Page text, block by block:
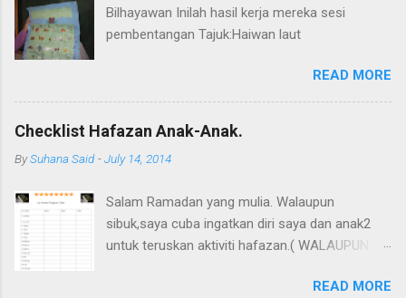
Bilhayawan Inilah hasil kerja mereka sesi
pembentangan Tajuk:Haiwan laut
READ MORE
Checklist Hafazan Anak-Anak.
BySuhana Said -July 14, 2014
Salam Ramadan yang mulia. Walaupun
sibuk,saya cuba ingatkan diri saya dan anak2
untuk teruskan aktiviti hafazan.( WALAUPUN
blogwalking dan terjumpa blog sisters katREAD MORE